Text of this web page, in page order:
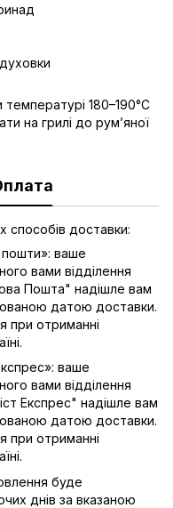
температурі 180–190°C
на грилі до рум’яної
способів доставки:
пошти»: ваше
вами відділення
Пошта" надішле вам
датою доставки.
при отриманні
ваше
вами відділення
Експрес" надішле вам
датою доставки.
при отриманні
буде
днів за вказаною